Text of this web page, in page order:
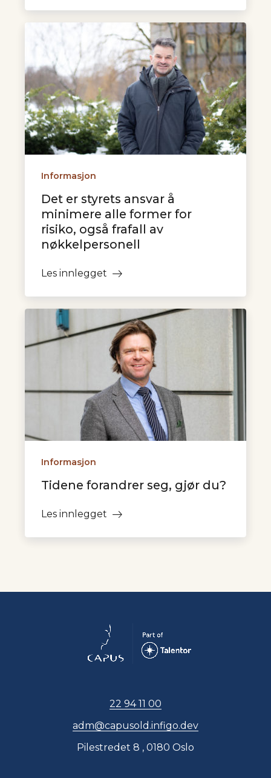
Informasjon
Det er styrets ansvar å
minimere alle former for
risiko, også frafall av
nøkkelpersonell
Les innlegget
Informasjon
Tidene forandrer seg, gjør du?
Les innlegget
22 94 11 00
adm@capusold.infigo.dev
Pilestredet 8 , 0180 Oslo